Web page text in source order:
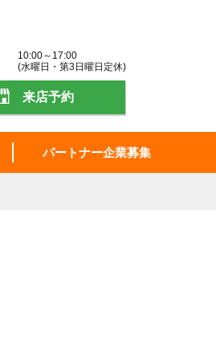
10:00～17:00
(水曜日・第3日曜日定休)
来店予約
パートナー企業募集